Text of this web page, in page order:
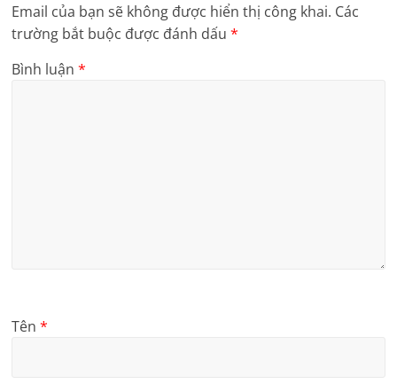
Email của bạn sẽ không được hiển thị công khai. Các
trường bắt buộc được đánh dấu*
Bình luận*
Tên*